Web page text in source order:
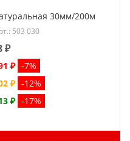
30мм/200м
503 030
₽
₽ -7%
₽ -12%
₽ -17%